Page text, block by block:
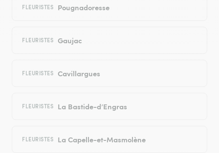
FLEURISTES Pougnadoresse
FLEURISTES Gaujac
FLEURISTES Cavillargues
FLEURISTES La Bastide-d’Engras
FLEURISTES La Capelle-et-Masmolène